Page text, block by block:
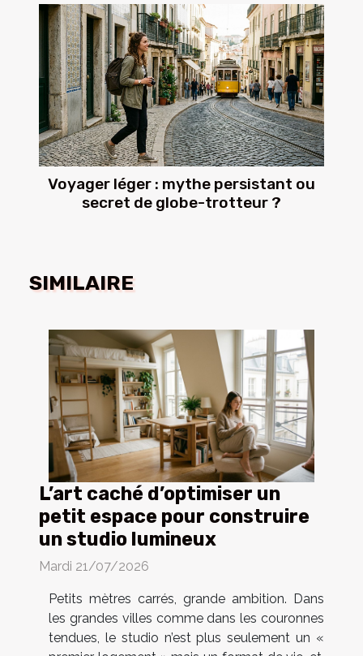
Voyager léger : mythe persistant ou
secret de globe-trotteur ?
SIMILAIRE
L’art caché d’optimiser un
petit espace pour construire
un studio lumineux
Mardi 21/07/2026
Petits mètres carrés, grande ambition. Dans
les grandes villes comme dans les couronnes
tendues, le studio n’est plus seulement un «